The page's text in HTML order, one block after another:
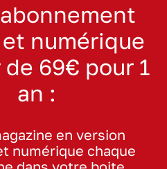
numérique
69€ pour 1
an :
en version
numérique chaque